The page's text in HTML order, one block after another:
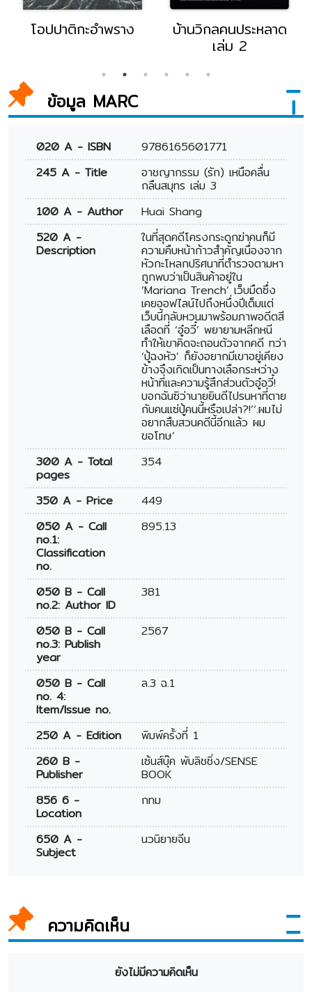
โอปปาติกะอำพราง บ้านวิกลคนประหลาด
เล่ม 2
ข้อมูล MARC
020 A - ISBN
9786165601771
245 A - Title
อาชญากรรม (รัก) เหนือคลื่น
กลืนสมุทร เล่ม 3
100 A - Author
Huai Shang
520 A -
Description
ในที่สุดคดีโครงกระดูกฆ่าคนก็มี
ความคืบหน้าก้าวสำคัญเนื่องจาก
หัวกะโหลกปริศนาที่ตำรวจตามหา
ถูกพบว่าเป็นสินค้าอยู่ใน
‘Mariana Trench’ เว็บมืดซึ่ง
เคยออฟไลน์ไปถึงหนึ่งปีเต็มแต่
เว็บนี้กลับหวนมาพร้อมภาพอดีตสี
เลือดที่ ‘อู๋อวี๋’ พยายามหลีกหนี
ทำให้เขาคิดจะถอนตัวจากคดี ทว่า
‘ปู้ฉงหัว’ ก็ยังอยากมีเขาอยู่เคียง
ข้างจึงเกิดเป็นทางเลือกระหว่าง
หน้าที่และความรู้สึกส่วนตัวอู๋อวี๋!
บอกฉันซิว่านายยินดีไปรนหาที่ตาย
กับคนแซ่ปู้คนนี้หรือเปล่า?!’‘.ผมไม่
อยากสืบสวนคดีนี้อีกแล้ว ผม
ขอโทษ’
300 A - Total
pages
354
350 A - Price
449
050 A - Call
no.1:
Classification
no.
895.13
050 B - Call
no.2: Author ID
381
050 B - Call
no.3: Publish
year
2567
050 B - Call
no. 4:
Item/Issue no.
ล.3 ฉ.1
250 A - Edition
พิมพ์ครั้งที่ 1
260 B -
Publisher
เซ้นส์บุ๊ค พับลิชชิ่ง/SENSE
BOOK
856 6 -
Location
กทม
650 A -
Subject
นวนิยายจีน
ความคิดเห็น
ยังไม่มีความคิดเห็น